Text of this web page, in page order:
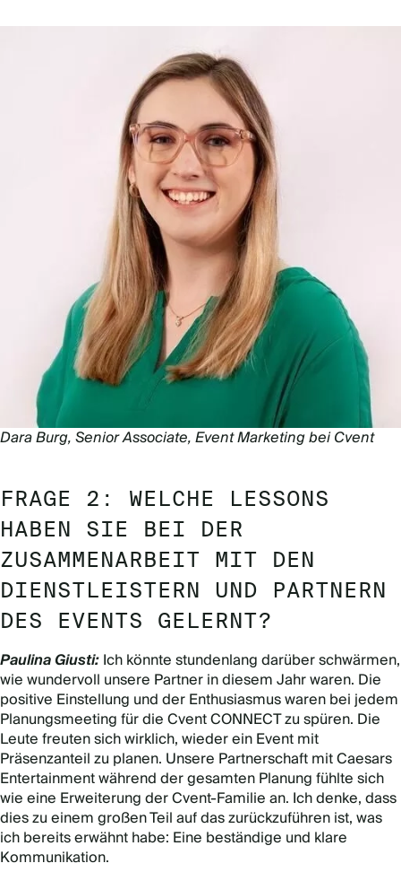
Dara Burg, Senior Associate, Event Marketing bei Cvent
FRAGE 2: WELCHE LESSONS
HABEN SIE BEI DER
ZUSAMMENARBEIT MIT DEN
DIENSTLEISTERN UND PARTNERN
DES EVENTS GELERNT?
Paulina Giusti:Ich könnte stundenlang darüber schwärmen,
wie wundervoll unsere Partner in diesem Jahr waren. Die
positive Einstellung und der Enthusiasmus waren bei jedem
Planungsmeeting für die Cvent CONNECT zu spüren. Die
Leute freuten sich wirklich, wieder ein Event mit
Präsenzanteil zu planen. Unsere Partnerschaft mit Caesars
Entertainment während der gesamten Planung fühlte sich
wie eine Erweiterung der Cvent-Familie an. Ich denke, dass
dies zu einem großen Teil auf das zurückzuführen ist, was
ich bereits erwähnt habe: Eine beständige und klare
Kommunikation.